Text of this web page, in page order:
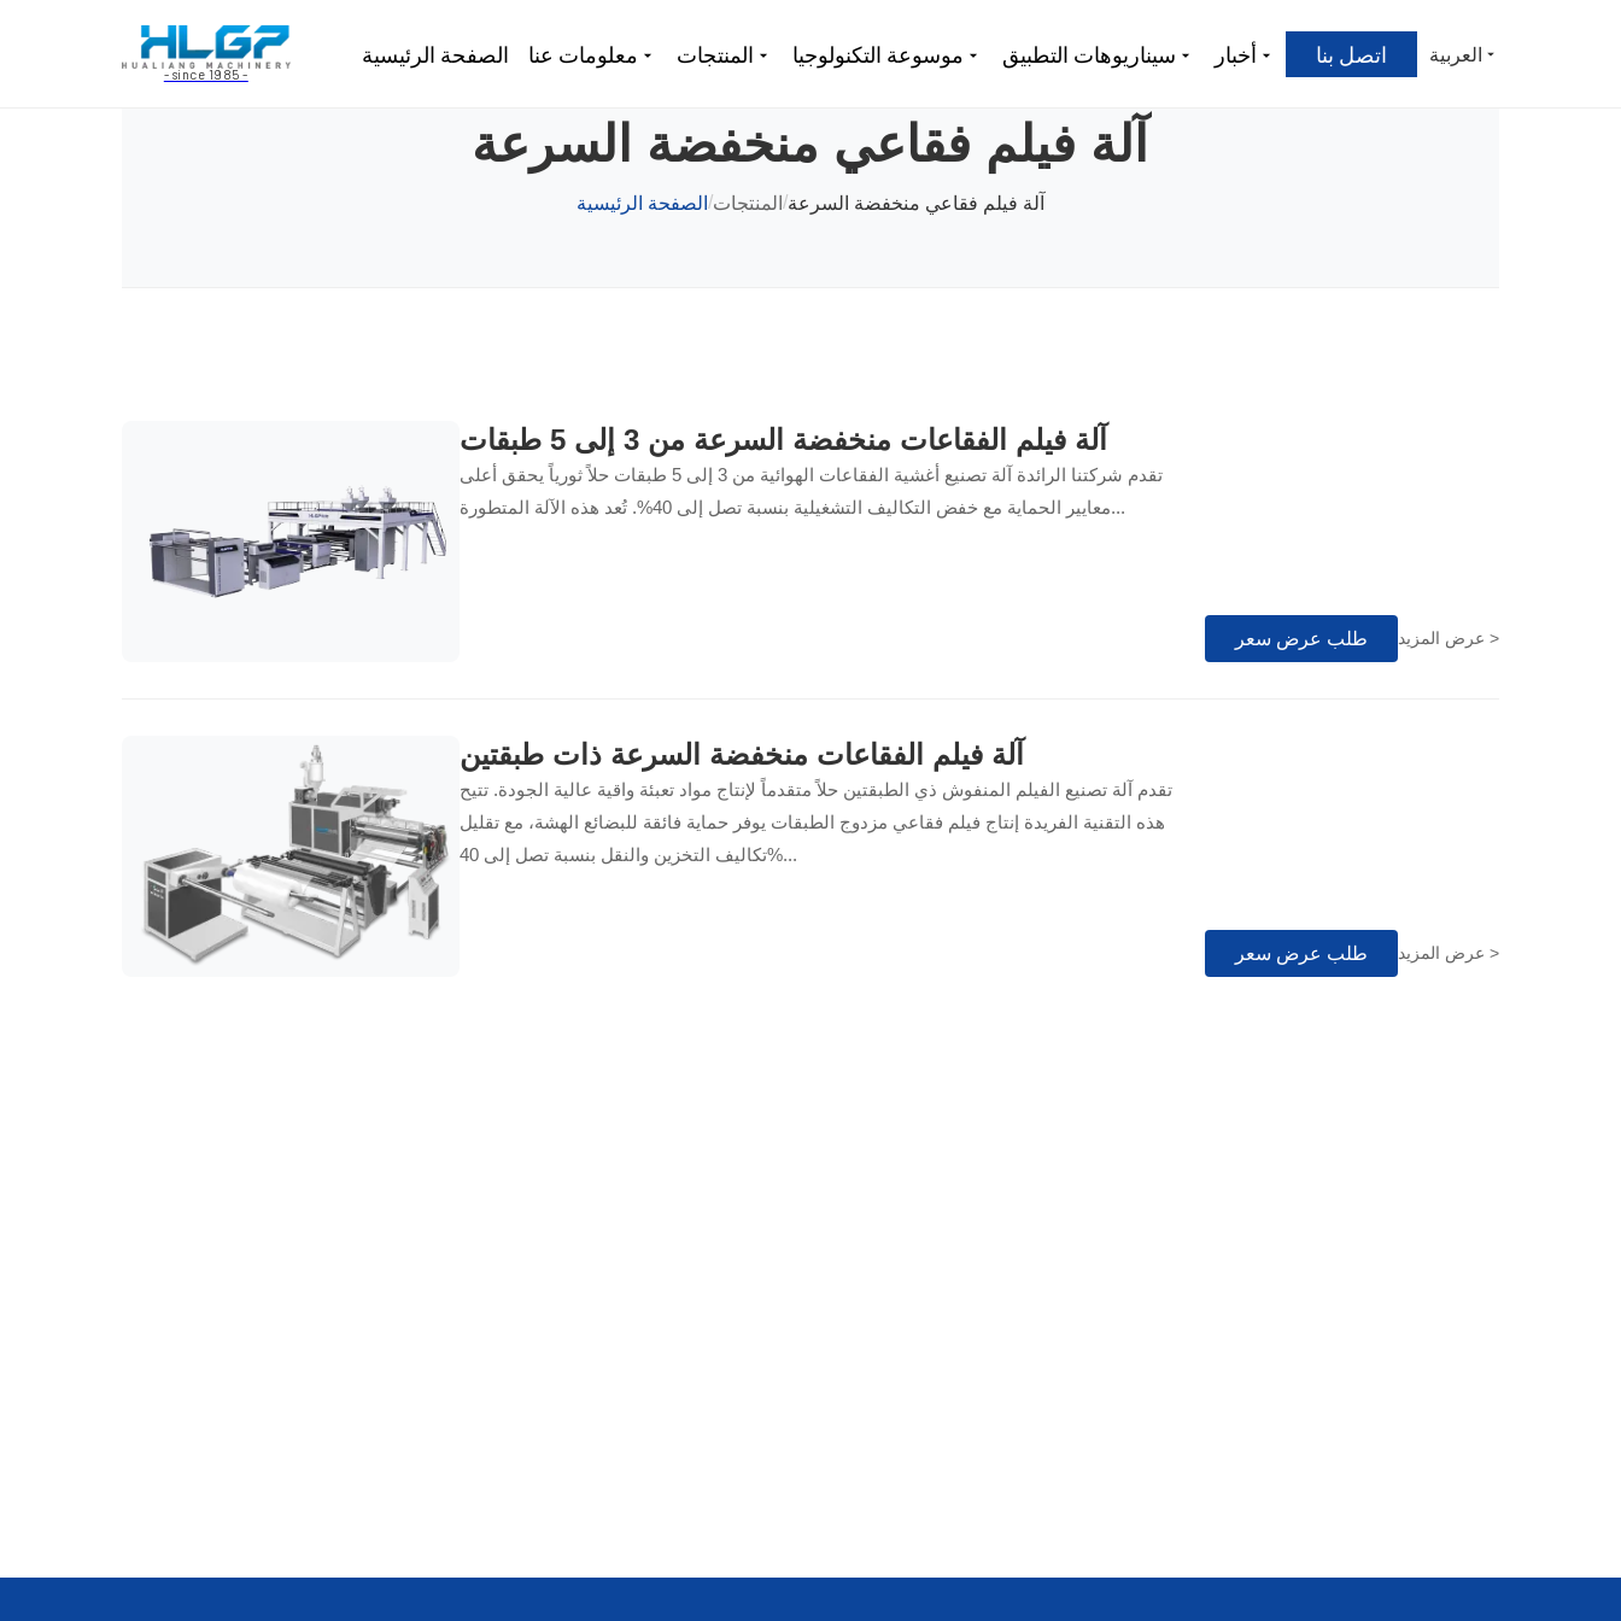
- since 1985 -
الصفحة الرئيسية معلومات عنا المنتجات موسوعة التكنولوجيا سيناريوهات التطبيق أخبار اتصل بنا العربية
آلة فيلم فقاعي منخفضة السرعة
الصفحة الرئيسية /المنتجات /آلة فيلم فقاعي منخفضة السرعة
آلة فيلم الفقاعات منخفضة السرعة من 3 إلى 5 طبقات
تقدم شركتنا الرائدة آلة تصنيع أغشية الفقاعات الهوائية من 3 إلى 5 طبقات حلاً ثورياً يحقق أعلى
معايير الحماية مع خفض التكاليف التشغيلية بنسبة تصل إلى 40%. تُعد هذه الآلة المتطورة...
طلب عرض سعر عرض المزيد >
آلة فيلم الفقاعات منخفضة السرعة ذات طبقتين
تقدم آلة تصنيع الفيلم المنفوش ذي الطبقتين حلاً متقدماً لإنتاج مواد تعبئة واقية عالية الجودة. تتيح
هذه التقنية الفريدة إنتاج فيلم فقاعي مزدوج الطبقات يوفر حماية فائقة للبضائع الهشة، مع تقليل
تكاليف التخزين والنقل بنسبة تصل إلى 40%...
طلب عرض سعر عرض المزيد >